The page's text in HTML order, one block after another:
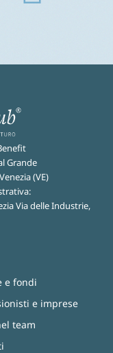
Grande
(VE)
Via delle Industrie,
e fondi
e imprese
team